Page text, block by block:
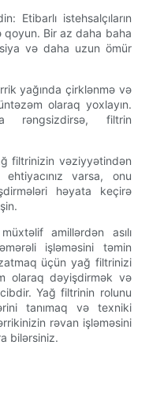
Etibarlı istehsalçıların
Bir az daha baha
və daha uzun ömür
yağında çirklənmə və
olaraq yoxlayın.
filtrin
filtrinizin vəziyyətindən
varsa, onu
həyata keçirə
amillərdən asılı
işləməsini təmin
üçün yağ filtrinizi
olaraq dəyişdirmək və
Yağ filtrinin rolunu
tanımaq və texniki
rəvan işləməsini
bilərsiniz.